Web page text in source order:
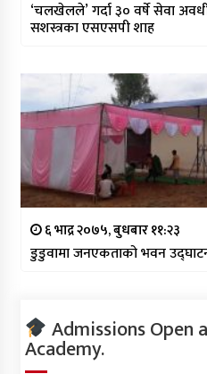
‘चलखेलले’ गर्दा ३० वर्षे सेवा
सशस्त्रका एसएसपी शाह
६ भाद्र २०७५, बुधबार ११:२३
डुडुवामा जनएकताको भवन
Admissions Open
Academy.